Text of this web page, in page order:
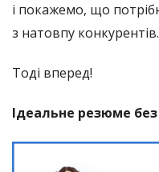
і покажемо, що
з натовпу
Тоді вперед!
Ідеальне резюме